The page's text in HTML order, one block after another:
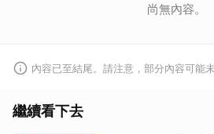
尚無內容。
內容已至結尾。請注意，部分內容可能未
繼續看下去